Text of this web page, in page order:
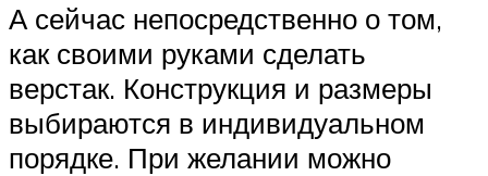
А сейчас непосредственно о том,
как своими руками сделать
верстак. Конструкция и размеры
выбираются в индивидуальном
порядке. При желании можно